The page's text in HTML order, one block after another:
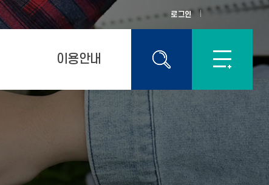
로그인
이용안내